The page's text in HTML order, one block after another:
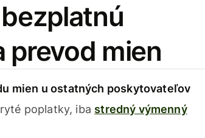
prevod mien
mien u ostatných poskytovateľov
poplatky, iba stredný výmenný